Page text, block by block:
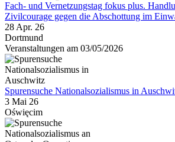
Fach- und Vernetzungstag fokus plus.
Zivilcourage gegen die Abschottung im
28 Apr. 26
Dortmund
Veranstaltungen am 03/05/2026
Spurensuche Nationalsozialismus in
3 Mai 26
Oświęcim